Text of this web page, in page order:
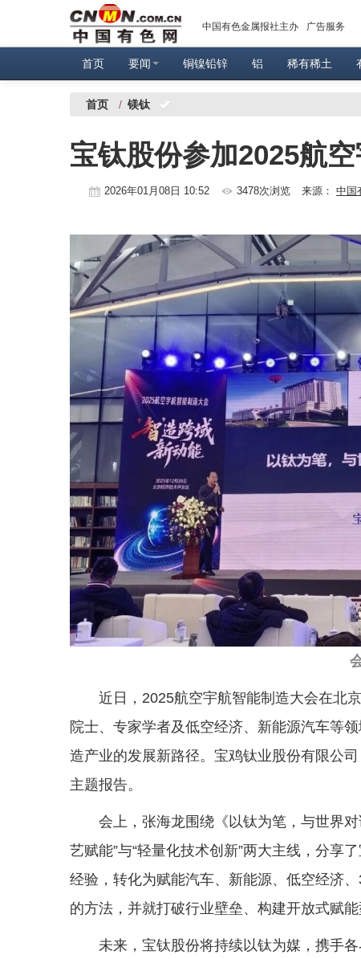
中国有色金属报社主办 广告服务
首页 要闻 铜镍铅锌 铝 稀有稀土
首页 / 镁钛
宝钛股份参加2025航
2026年01月08日 10:52 3478次浏览 来源： 中国
近日，2025航空宇航智能制造大会在北
院士、专家学者及低空经济、新能源汽车等
造产业的发展新路径。宝鸡钛业股份有限公
主题报告。
会上，张海龙围绕《以钛为笔，与世界
艺赋能”与“轻量化技术创新”两大主线，分享
经验，转化为赋能汽车、新能源、低空经济
的方法，并就打破行业壁垒、构建开放式赋能
未来，宝钛股份将持续以钛为媒，携手